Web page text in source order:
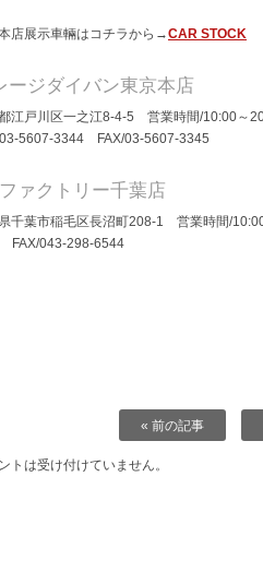
店展示車輛はコチラから→CAR STOCK
ージダイバン東京本店
江戸川区一之江8-4-5 営業時間/10:00～
5607-3344 FAX/03-5607-3345
ァクトリー千葉店
千葉市稲毛区長沼町208-1 営業時間/
FAX/043-298-6544
« 前の記事
トは受け付けていません。